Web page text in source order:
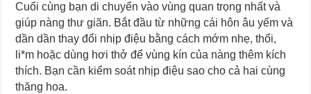
Cuối cùng bạn di chuyển vào vùng quan trọng nhất và
giúp nàng thư giãn. Bắt đầu từ những cái hôn âu yếm và
dần dần thay đổi nhịp điệu bằng cách mớm nhẹ, thổi,
li*m hoặc dùng hơi thở để vùng kín của nàng thêm kích
thích. Bạn cần kiểm soát nhịp điệu sao cho cả hai cùng
thăng hoa.